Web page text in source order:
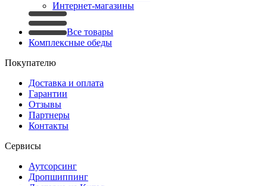
Интернет-магазины
Все товары
Комплексные обеды
Покупателю
Доставка и оплата
Гарантии
Отзывы
Партнеры
Контакты
Сервисы
Аутсорсинг
Дропшиппинг